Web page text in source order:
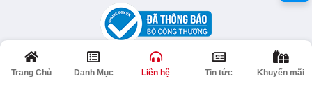
© Bản quyền thuộc về Công Nghệ Minh Anh | Cung cấp bởi
Quảng Cáo Siêu
Tốc
Trang Chủ Danh Mục Liên hệ Tin tức Khuyến mãi